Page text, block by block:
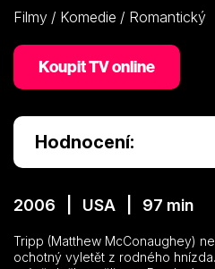
Filmy / Komedie / Romantický
Koupit TV online
Hodnocení:
2006 | USA | 97 min
Tripp (Matthew McConaughey)
ochotný vyletět z rodného